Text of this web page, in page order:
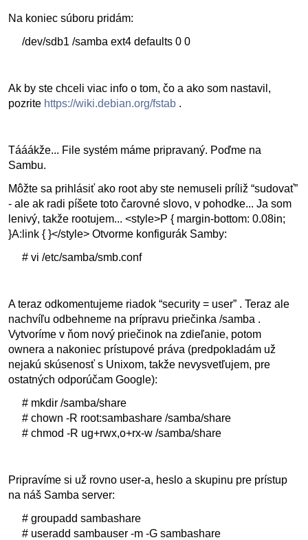
Na koniec súboru pridám:
/dev/sdb1 /samba ext4 defaults 0 0
Ak by ste chceli viac info o tom, čo a ako som nastavil,
pozrite https://wiki.debian.org/fstab .
Tááákže... File systém máme pripravaný. Poďme na
Sambu.
Môžte sa prihlásiť ako root aby ste nemuseli príliž “sudovať”
- ale ak radi píšete toto čarovné slovo, v pohodke... Ja som
lenivý, takže rootujem... <style>P { margin-bottom: 0.08in;
}A:link { }</style> Otvorme konfigurák Samby:
# vi /etc/samba/smb.conf
A teraz odkomentujeme riadok “security = user” . Teraz ale
nachvíľu odbehneme na prípravu priečinka /samba .
Vytvoríme v ňom nový priečinok na zdieľanie, potom
ownera a nakoniec prístupové práva (predpokladám už
nejakú skúsenosť s Unixom, takže nevysvetľujem, pre
ostatných odporúčam Google):
# mkdir /samba/share
# chown -R root:sambashare /samba/share
# chmod -R ug+rwx,o+rx-w /samba/share
Pripravíme si už rovno user-a, heslo a skupinu pre prístup
na náš Samba server:
# groupadd sambashare
# useradd sambauser -m -G sambashare